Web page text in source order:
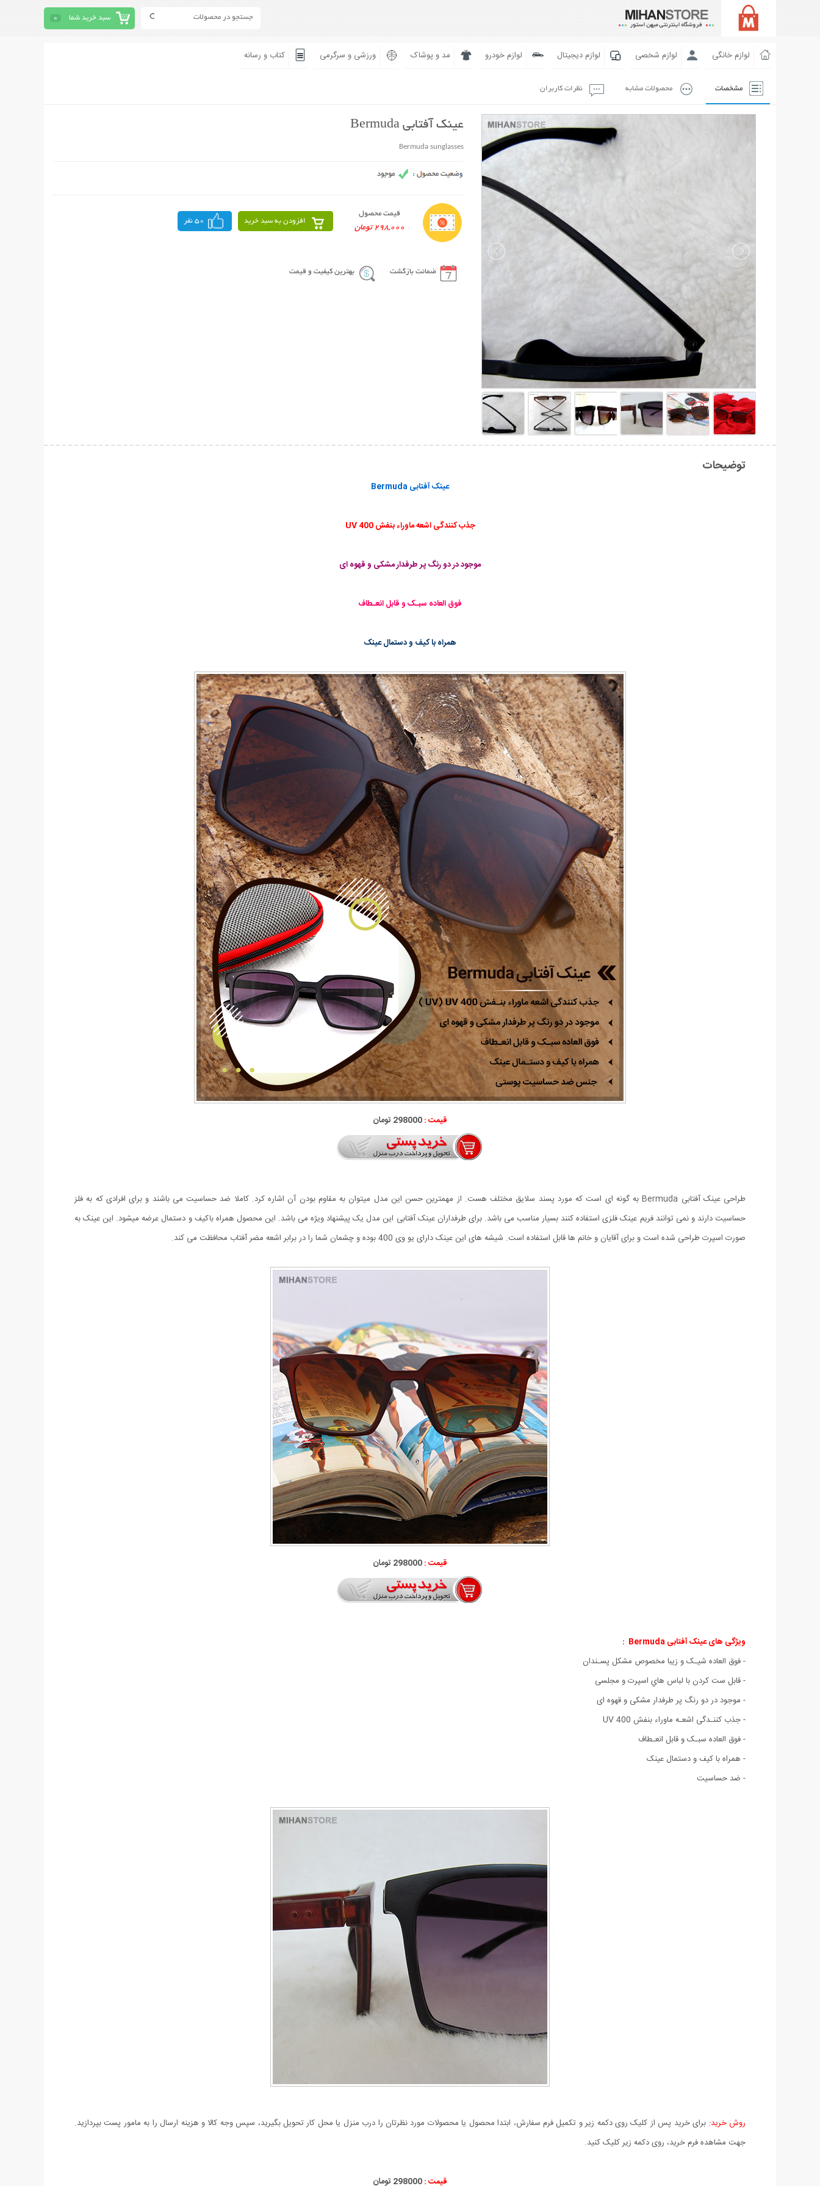
سبد خرید شما 0
لوازم خانگی لوازم شخصی لوازم دیجیتال لوازم خودرو مد و پوشاک ورزشی و سرگرمی کتاب و رسانه
مشخصات محصولات مشابه نظرات کاربران
عینک آفتابی Bermuda
Bermuda sunglasses
قیمت محصول
298,000 تومان
افزودن به سبد خرید 50 نفر
ضمانت بازگشت بهترین کیفیت و قیمت
توضیحات
عینک آفتابی Bermuda
جذب کنندگی اشعه ماوراء بنفش UV 400
موجود در دو رنگ پر طرفدار مشکی و قهوه ای
فوق العاده سبـک و قابل انعـطاف
همراه با کیف و دستمال عینک
قیمت :298000 تومان
طراحی عینک آفتابی Bermuda به گونه ای است که مورد پسند سلایق مختلف هست. از مهمترین حسن این مدل میتوان به مقاوم بودن آن اشاره کرد. کاملا ضد حساسیت می باشند و برای افرادی که به فلز
حساسیت دارند و نمی توانند فریم عینک فلزی استفاده کنند بسیار مناسب می باشد. برای طرفداران عینک آفتابی این مدل یک پیشنهاد ویژه می باشد. این محصول همراه باکیف و دستمال عرضه میشود. این عینک به
صورت اسپرت طراحی شده است و برای آقایان و خانم ها قابل استفاده است. شیشه های این عینک دارای یو وی 400 بوده و چشمان شما را در برابر اشعه مضر آفتاب محافظت می کند.
قیمت :298000 تومان
ویژگی های عینک آفتابی Bermuda :
- فوق العاده شیـک و زیبا مخصوص مشکل پسـندان
- قابل ست كردن با لباس هاي اسپرت و مجلسی
- موجود در دو رنگ پر طرفدار مشکی و قهوه ای
- جذب کننـدگی اشعـه ماوراء بنفش UV 400
- فوق العاده سبـک و قابل انعـطاف
- همراه با کیف و دستمال عینک
- ضد حساسیت
روش خرید: برای خرید پس از کلیک روی دکمه زیر و تکمیل فرم سفارش، ابتدا محصول یا محصولات مورد نظرتان را درب منزل یا محل کار تحویل بگیرید، سپس وجه کالا و هزینه ارسال را به مامور پست بپردازید.
جهت مشاهده فرم خرید، روی دکمه زیر کلیک کنید.
قیمت :298000 تومان